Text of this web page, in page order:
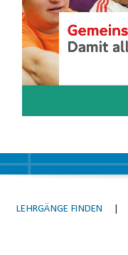
LEHRGÄNGE FINDEN